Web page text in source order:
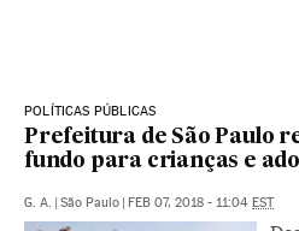
POLÍTICAS PÚBLICAS
Prefeitura de São Paulo
fundo para crianças e
G. A. | São Paulo | FEB 07, 2018 - 11:04 EST